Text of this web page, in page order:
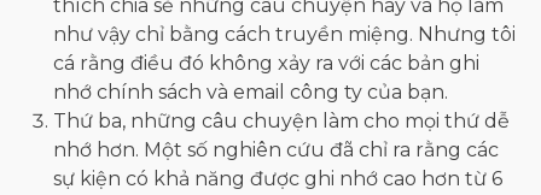
thích chia sẻ những câu chuyện hay và họ làm
như vậy chỉ bằng cách truyền miệng. Nhưng tôi
cá rằng điều đó không xảy ra với các bản ghi
nhớ chính sách và email công ty của bạn.
Thứ ba, những câu chuyện làm cho mọi thứ dễ
nhớ hơn. Một số nghiên cứu đã chỉ ra rằng các
sự kiện có khả năng được ghi nhớ cao hơn từ 6